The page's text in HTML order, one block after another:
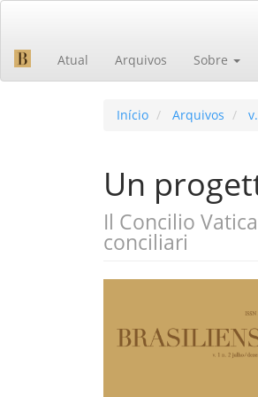
principal
Barra
Atual Arquivos Sobre
Início Arquivos
Un
Il Concilio
conciliari
lateral
de